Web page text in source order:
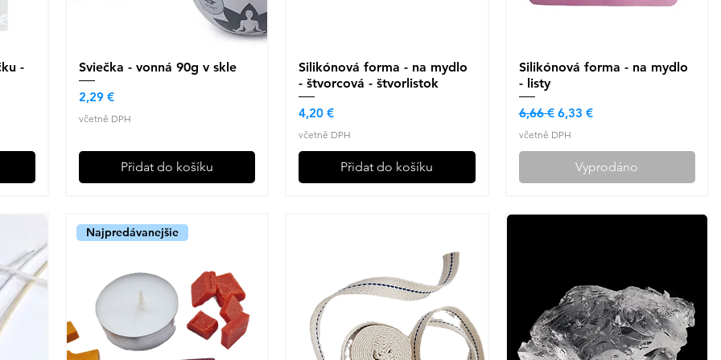
-
Rychlý náhled
Sviečka - vonná 90g v skle
Cena
2,29 €
včetně DPH
Přidat do košíku
Rychlý náhled
Silikónová forma - na mydlo
- štvorcová - štvorlistok
Cena
4,20 €
včetně DPH
Přidat do košíku
Rychlý náhled
Silikónová forma - na mydlo
- listy
Běžná cena
6,66 € Zvýhodněná cena
6,33 €
včetně DPH
Vyprodáno
Najpredávanejšie